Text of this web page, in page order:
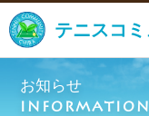
テニスコ
お知らせ
INFORMATION